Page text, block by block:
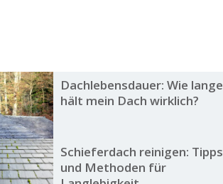
Dachlebensdauer: Wie lange
hält mein Dach wirklich?
Schieferdach reinigen: Tipps
und Methoden für